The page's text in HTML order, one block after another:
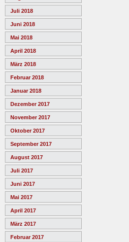
Juli 2018
Juni 2018
Mai 2018
April 2018
März 2018
Februar 2018
Januar 2018
Dezember 2017
November 2017
Oktober 2017
September 2017
August 2017
Juli 2017
Juni 2017
Mai 2017
April 2017
März 2017
Februar 2017